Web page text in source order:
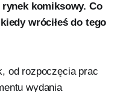
rynek komiksowy. Co
wróciłeś do tego
od rozpoczęcia prac
wydania